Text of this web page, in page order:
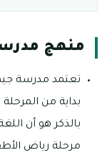
منهج
تعتمد مدرسة
بالذكر هو أن
مرحلة رياض الأطفال 2 وحتى